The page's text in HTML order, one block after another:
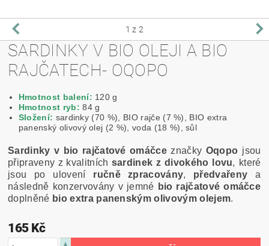
1 z 2
SARDINKY V BIO OLEJI A BIO
RAJČATECH- OQOPO
Hmotnost balení: 120 g
Hmotnost ryb: 84 g
Složení: sardinky (70 %), BIO rajče (7 %), BIO extra
panenský olivový olej (2 %), voda (18 %), sůl
Sardinky v bio rajčatové omáčce značky Oqopo jsou
připraveny z kvalitních sardinek z divokého lovu, které
jsou po ulovení ručně zpracovány, předvařeny a
následně konzervovány v jemné bio rajčatové omáčce
doplněné bio extra panenským olivovým olejem.
165 Kč